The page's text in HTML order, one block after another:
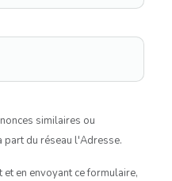
similaires ou
du réseau l'Adresse.
et en envoyant ce formulaire,